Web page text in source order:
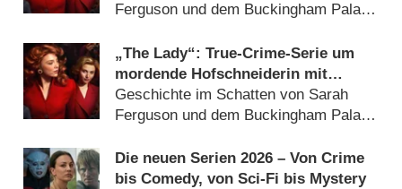
Ferguson und dem Buckingham Palace
„The Lady“: True-Crime-Serie um
mordende Hofschneiderin mit
Natalie Dormer findet Starttermin
Geschichte im Schatten von Sarah
Ferguson und dem Buckingham Palace
Die neuen Serien 2026 – Von Crime
bis Comedy, von Sci-Fi bis Mystery